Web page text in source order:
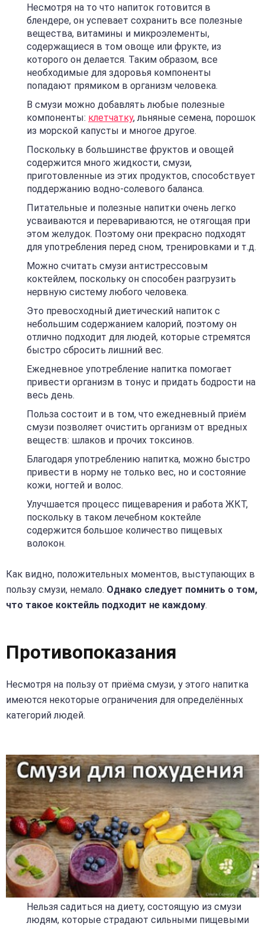
Несмотря на то что напиток готовится в
блендере, он успевает сохранить все полезные
вещества, витамины и микроэлементы,
содержащиеся в том овоще или фрукте, из
которого он делается. Таким образом, все
необходимые для здоровья компоненты
попадают прямиком в организм человека.
В смузи можно добавлять любые полезные
компоненты: клетчатку, льняные семена, порошок
из морской капусты и многое другое.
Поскольку в большинстве фруктов и овощей
содержится много жидкости, смузи,
приготовленные из этих продуктов, способствует
поддержанию водно-солевого баланса.
Питательные и полезные напитки очень легко
усваиваются и перевариваются, не отягощая при
этом желудок. Поэтому они прекрасно подходят
для употребления перед сном, тренировками и т.д.
Можно считать смузи антистрессовым
коктейлем, поскольку он способен разгрузить
нервную систему любого человека.
Это превосходный диетический напиток с
небольшим содержанием калорий, поэтому он
отлично подходит для людей, которые стремятся
быстро сбросить лишний вес.
Ежедневное употребление напитка помогает
привести организм в тонус и придать бодрости на
весь день.
Польза состоит и в том, что ежедневный приём
смузи позволяет очистить организм от вредных
веществ: шлаков и прочих токсинов.
Благодаря употреблению напитка, можно быстро
привести в норму не только вес, но и состояние
кожи, ногтей и волос.
Улучшается процесс пищеварения и работа ЖКТ,
поскольку в таком лечебном коктейле
содержится большое количество пищевых
волокон.
Как видно, положительных моментов, выступающих в
пользу смузи, немало. Однако следует помнить о том,
что такое коктейль подходит не каждому.
Противопоказания
Несмотря на пользу от приёма смузи, у этого напитка
имеются некоторые ограничения для определённых
категорий людей.
Нельзя садиться на диету, состоящую из смузи
людям, которые страдают сильными пищевыми